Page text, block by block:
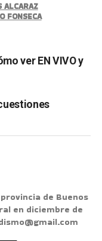
ALCARAZ
FONSECA
ver EN VIVO y
de Buenos
en diciembre de